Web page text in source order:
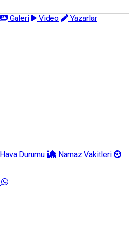
Galeri Video
Yazarlar
Hava Durumu
Namaz Vakitleri